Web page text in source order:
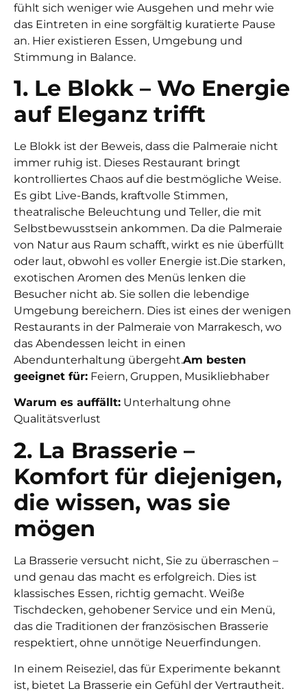
fühlt sich weniger wie Ausgehen und mehr wie
das Eintreten in eine sorgfältig kuratierte Pause
an. Hier existieren Essen, Umgebung und
Stimmung in Balance.
1. Le Blokk – Wo Energie
auf Eleganz trifft
Le Blokk ist der Beweis, dass die Palmeraie nicht
immer ruhig ist. Dieses Restaurant bringt
kontrolliertes Chaos auf die bestmögliche Weise.
Es gibt Live-Bands, kraftvolle Stimmen,
theatralische Beleuchtung und Teller, die mit
Selbstbewusstsein ankommen. Da die Palmeraie
von Natur aus Raum schafft, wirkt es nie überfüllt
oder laut, obwohl es voller Energie ist.Die starken,
exotischen Aromen des Menüs lenken die
Besucher nicht ab. Sie sollen die lebendige
Umgebung bereichern. Dies ist eines der wenigen
Restaurants in der Palmeraie von Marrakesch, wo
das Abendessen leicht in einen
Abendunterhaltung übergeht.Am besten
geeignet für: Feiern, Gruppen, Musikliebhaber
Warum es auffällt: Unterhaltung ohne
Qualitätsverlust
2. La Brasserie –
Komfort für diejenigen,
die wissen, was sie
mögen
La Brasserie versucht nicht, Sie zu überraschen –
und genau das macht es erfolgreich. Dies ist
klassisches Essen, richtig gemacht. Weiße
Tischdecken, gehobener Service und ein Menü,
das die Traditionen der französischen Brasserie
respektiert, ohne unnötige Neuerfindungen.
In einem Reiseziel, das für Experimente bekannt
ist, bietet La Brasserie ein Gefühl der Vertrautheit.